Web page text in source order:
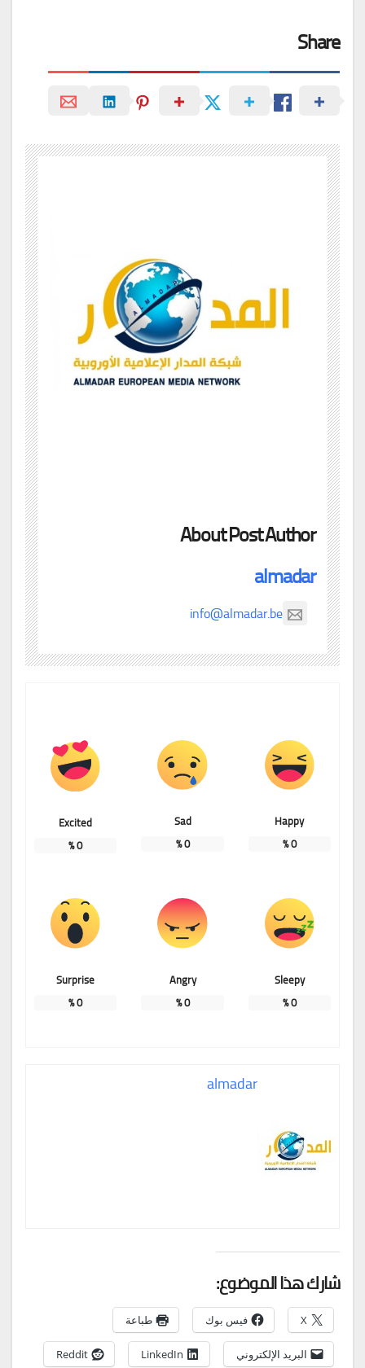
Share
About Post Author
almadar
info@almadar.be
Happy
0
%
Sad
0
%
Excited
0
%
Sleepy
0
%
Angry
0
%
Surprise
0
%
almadar
شارك هذا الموضوع:
X فيس بوك طباعة
البريد الإلكتروني LinkedIn
Reddit